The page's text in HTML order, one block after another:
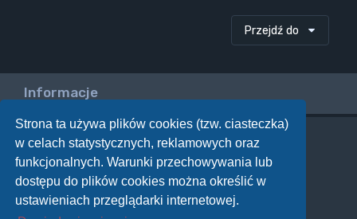
Strona ta używa plików cookies (tzw. ciasteczka)
w celach statystycznych, reklamowych oraz
funkcjonalnych. Warunki przechowywania lub
dostępu do plików cookies można określić w
ustawieniach przeglądarki internetowej.
Przejdź do
Informacje
Twoje uprawnienia na tym forum
Nie możesztworzyć nowych tematów
Nie możeszodpowiadać w tematach
Nie możesz zmieniać swoich postów
Nie możesz
usuwać swoich postów